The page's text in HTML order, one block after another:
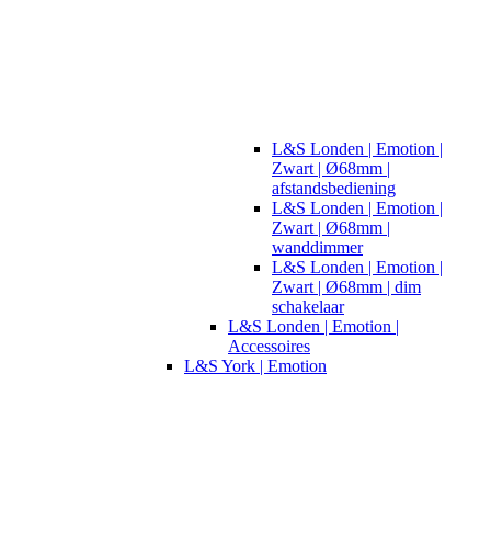
L&S Londen | Emotion |
Zwart | Ø68mm |
afstandsbediening
L&S Londen | Emotion |
Zwart | Ø68mm |
wanddimmer
L&S Londen | Emotion |
Zwart | Ø68mm | dim
schakelaar
L&S Londen | Emotion |
Accessoires
L&S York | Emotion